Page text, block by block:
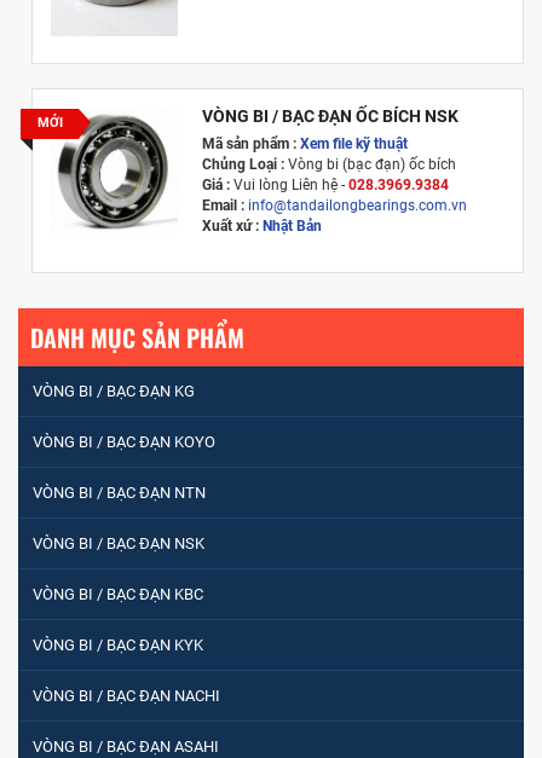
MỚI VÒNG BI / BẠC ĐẠN ỐC BÍCH NSK
Mã sản phẩm : Xem file kỹ thuật
Chủng Loại : Vòng bi (bạc đạn) ốc bích
Giá :Vui lòng Liên hệ - 028.3969.9384
Email : info@tandailongbearings.com.vn
Xuất xứ : Nhật Bản
DANH MỤC SẢN PHẨM
VÒNG BI / BẠC ĐẠN KG
VÒNG BI / BẠC ĐẠN KOYO
VÒNG BI / BẠC ĐẠN NTN
VÒNG BI / BẠC ĐẠN NSK
VÒNG BI / BẠC ĐẠN KBC
VÒNG BI / BẠC ĐẠN KYK
VÒNG BI / BẠC ĐẠN NACHI
VÒNG BI / BẠC ĐẠN ASAHI